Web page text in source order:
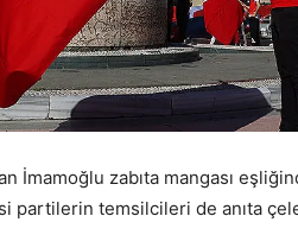
İmamoğlu zabıta mangası
partilerin temsilcileri de anıta